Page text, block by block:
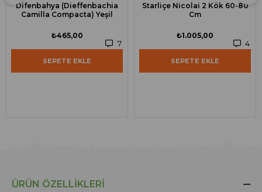
Difenbahya (Dieffenbachia
Camilla Compacta) Yeşil
7
₺465,00
SEPETE EKLE
Starliçe Nicolai 2 Kök 60-80
Cm
4
₺1.005,00
SEPETE EKLE
ÜRÜN ÖZELLIKLERI